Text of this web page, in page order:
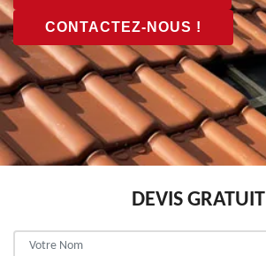
CONTACTEZ-NOUS !
DEVIS GRATUIT